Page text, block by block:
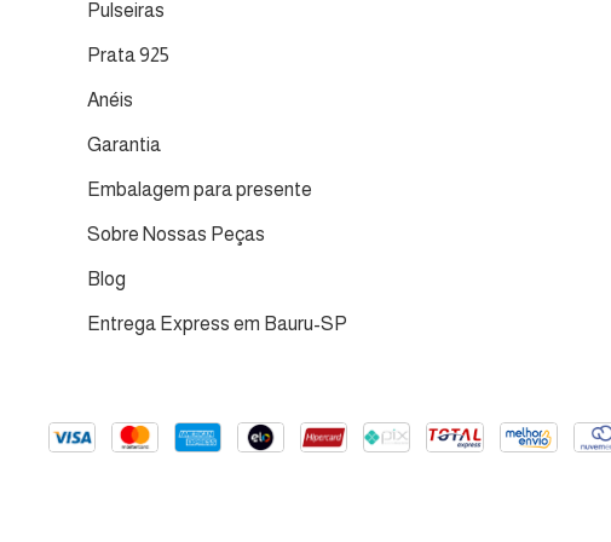
Pulseiras
Prata 925
Anéis
Garantia
Embalagem para presente
Sobre Nossas Peças
Blog
Entrega Express em Bauru-SP